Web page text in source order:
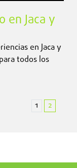
en Jaca y
en Jaca y
todos los
1 2